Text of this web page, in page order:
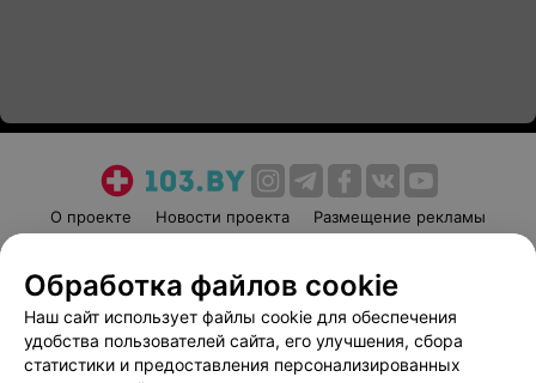
О проекте Новости проекта
Размещение рекламы
Пользовательское соглашение
Способы оплаты
Вакансии
Партнеры
Написать руководителю 103.by
Обработка файлов cookie
Наш сайт использует файлы cookie для обеспечения
удобства пользователей сайта, его улучшения, сбора
статистики и предоставления персонализированных